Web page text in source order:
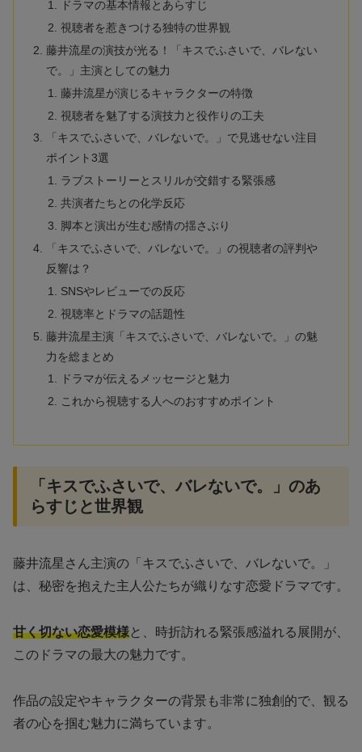
ドラマの基本情報とあらすじ
視聴者を惹きつける独特の世界観
藤井流星の演技が光る！「キスでふさいで、バレない
で。」主演としての魅力
藤井流星が演じるキャラクターの特徴
視聴者を魅了する演技力と役作りの工夫
「キスでふさいで、バレないで。」で見逃せない注目
ポイント3選
ラブストーリーとスリルが交錯する緊張感
共演者たちとの化学反応
脚本と演出が生む感情の揺さぶり
「キスでふさいで、バレないで。」の視聴者の評判や
反響は？
SNSやレビューでの反応
視聴率とドラマの話題性
藤井流星主演「キスでふさいで、バレないで。」の魅
力を総まとめ
ドラマが伝えるメッセージと魅力
これから視聴する人へのおすすめポイント
「キスでふさいで、バレないで。」のあ
らすじと世界観
藤井流星さん主演の「キスでふさいで、バレないで。」
は、秘密を抱えた主人公たちが織りなす恋愛ドラマです。
甘く切ない恋愛模様と、時折訪れる緊張感溢れる展開が、
このドラマの最大の魅力です。
作品の設定やキャラクターの背景も非常に独創的で、観る
者の心を掴む魅力に満ちています。